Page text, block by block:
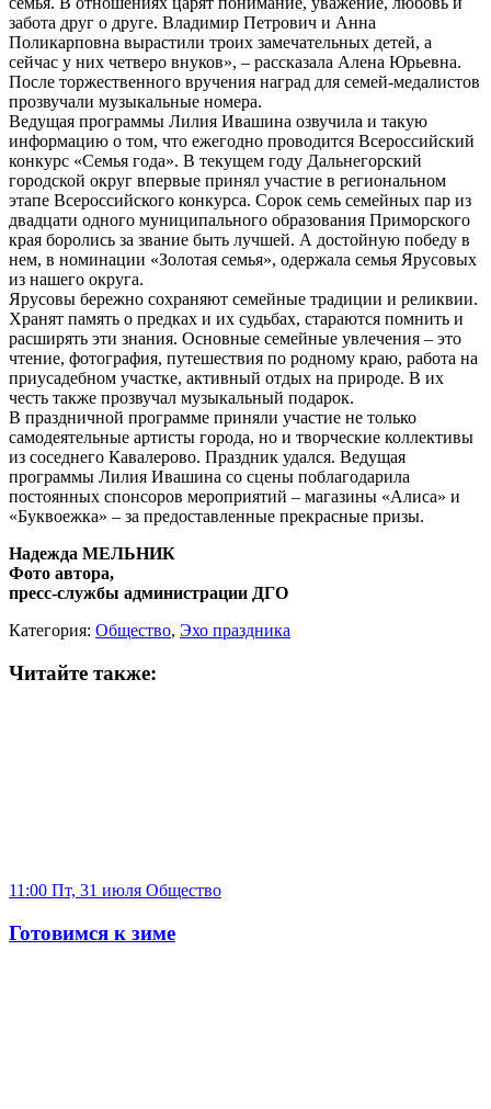
забота друг о друге. Владимир Петрович и Анна
Поликарповна вырастили троих замечательных детей, а
сейчас у них четверо внуков», – рассказала Алена Юрьевна.
После торжественного вручения наград для семей-медалистов
прозвучали музыкальные номера.
Ведущая программы Лилия Ивашина озвучила и такую
информацию о том, что ежегодно проводится Всероссийский
конкурс «Семья года». В текущем году Дальнегорский
городской округ впервые принял участие в региональном
этапе Всероссийского конкурса. Сорок семь семейных пар из
двадцати одного муниципального образования Приморского
края боролись за звание быть лучшей. А достойную победу в
нем, в номинации «Золотая семья», одержала семья Ярусовых
из нашего округа.
Ярусовы бережно сохраняют семейные традиции и реликвии.
Хранят память о предках и их судьбах, стараются помнить и
расширять эти знания. Основные семейные увлечения – это
чтение, фотография, путешествия по родному краю, работа на
приусадебном участке, активный отдых на природе. В их
честь также прозвучал музыкальный подарок.
В праздничной программе приняли участие не только
самодеятельные артисты города, но и творческие коллективы
из соседнего Кавалерово. Праздник удался. Ведущая
программы Лилия Ивашина со сцены поблагодарила
постоянных спонсоров мероприятий – магазины «Алиса» и
«Буквоежка» – за предоставленные прекрасные призы.
Надежда МЕЛЬНИК
Фото автора,
пресс-службы администрации ДГО
Категория: Общество, Эхо праздника
Читайте также:
11:00 Пт, 31 июля Общество
Готовимся к зиме